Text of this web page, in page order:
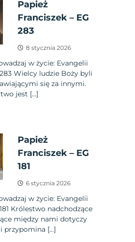
Papież
Franciszek – EG
283
8 stycznia 2026
w życie: Evangelii
Wielcy ludzie Boży byli
się za innymi.
jest […]
Papież
Franciszek – EG
181
6 stycznia 2026
w życie: Evangelii
Królestwo nadchodzące
między nami dotyczy
przypomina […]